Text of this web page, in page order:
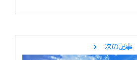
chevron_right 次の記事